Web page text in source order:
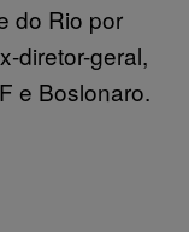
do Rio por
diretor-geral,
e Boslonaro.